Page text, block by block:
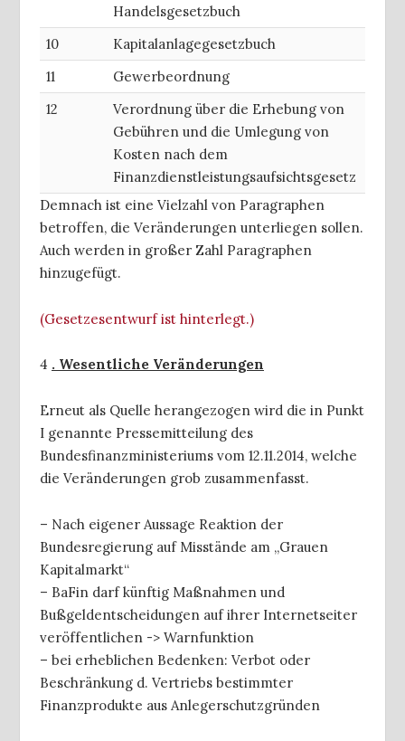
Handelsgesetzbuch
10
Kapitalanlagegesetzbuch
11
Gewerbeordnung
12
Verordnung über die Erhebung von
Gebühren und die Umlegung von
Kosten nach dem
Finanzdienstleistungsaufsichtsgesetz
Demnach ist eine Vielzahl von Paragraphen
betroffen, die Veränderungen unterliegen sollen.
Auch werden in großer Zahl Paragraphen
hinzugefügt.
(Gesetzesentwurf ist hinterlegt.)
4 . Wesentliche Veränderungen
Erneut als Quelle herangezogen wird die in Punkt
I genannte Pressemitteilung des
Bundesfinanzministeriums vom 12.11.2014, welche
die Veränderungen grob zusammenfasst.
– Nach eigener Aussage Reaktion der
Bundesregierung auf Misstände am „Grauen
Kapitalmarkt“
– BaFin darf künftig Maßnahmen und
Bußgeldentscheidungen auf ihrer Internetseiter
veröffentlichen -> Warnfunktion
– bei erheblichen Bedenken: Verbot oder
Beschränkung d. Vertriebs bestimmter
Finanzprodukte aus Anlegerschutzgründen